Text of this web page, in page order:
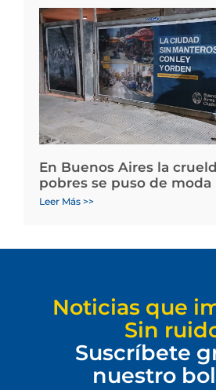
En Buenos Aires la
pobres se puso de moda
Leer Más >>
Noticias que
Sin
Suscríbete
nuestro